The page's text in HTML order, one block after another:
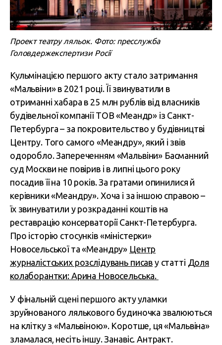
Проект театру ляльок. Фото: пресслужба
Головдержекспертизи Росії
Кульмінацією першого акту стало затримання
«Мальвіни» в 2021 році. Її звинуватили в
отриманні хабара в 25 млн рублів від власників
будівельної компанії ТОВ «Меандр» із Санкт-
Петербурга – за покровительство у будівництві
Центру. Того самого «Меандру», який і звів
одоробло. Запереченням «Мальвіни» Басманний
суд Москви не повірив і в липні цього року
посадив її на 10 років. За гратами опинилися й
керівники «Меандру». Хоча і за іншою справою –
їх звинуватили у розкраданні коштів на
реставрацію консерваторії Санкт-Петербурга.
Про історію стосунків «міністерки»
Новосельської та «Меандру» Центр
журналістських розслідувань писав у статті Доля
колаборантки: Арина Новосельська.
У фінальній сцені першого акту уламки
зруйнованого лялькового будиночка звалюються
на клітку з «Мальвіною». Коротше, ця «Мальвіна»
зламалася, несіть іншу. Занавіс. Антракт.